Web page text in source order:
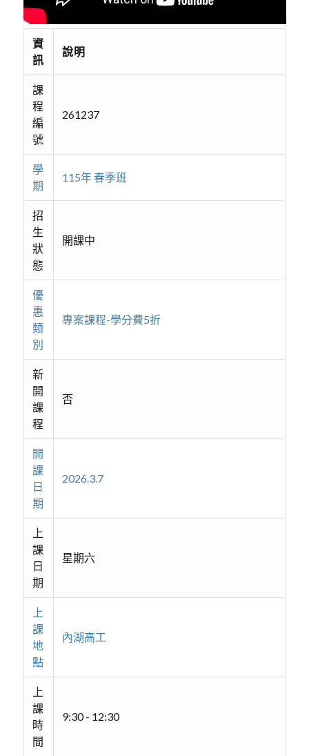
資
訊
說明
課
程
編
號
261237
學
期
115年 春季班
招
生
狀
態
開課中
優
惠
類
別
專案課程-學分費5折
新
開
課
程
否
開
課
日
期
2026.3.7
上
課
日
期
星期六
上
課
地
點
內湖高工
上
課
時
間
9:30 - 12:30